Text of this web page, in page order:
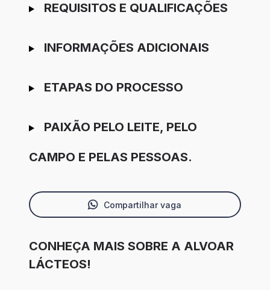
REQUISITOS E QUALIFICAÇÕES
INFORMAÇÕES ADICIONAIS
ETAPAS DO PROCESSO
PAIXÃO PELO LEITE, PELO
CAMPO E PELAS PESSOAS.
Compartilhar vaga
CONHEÇA MAIS SOBRE A ALVOAR
LÁCTEOS!